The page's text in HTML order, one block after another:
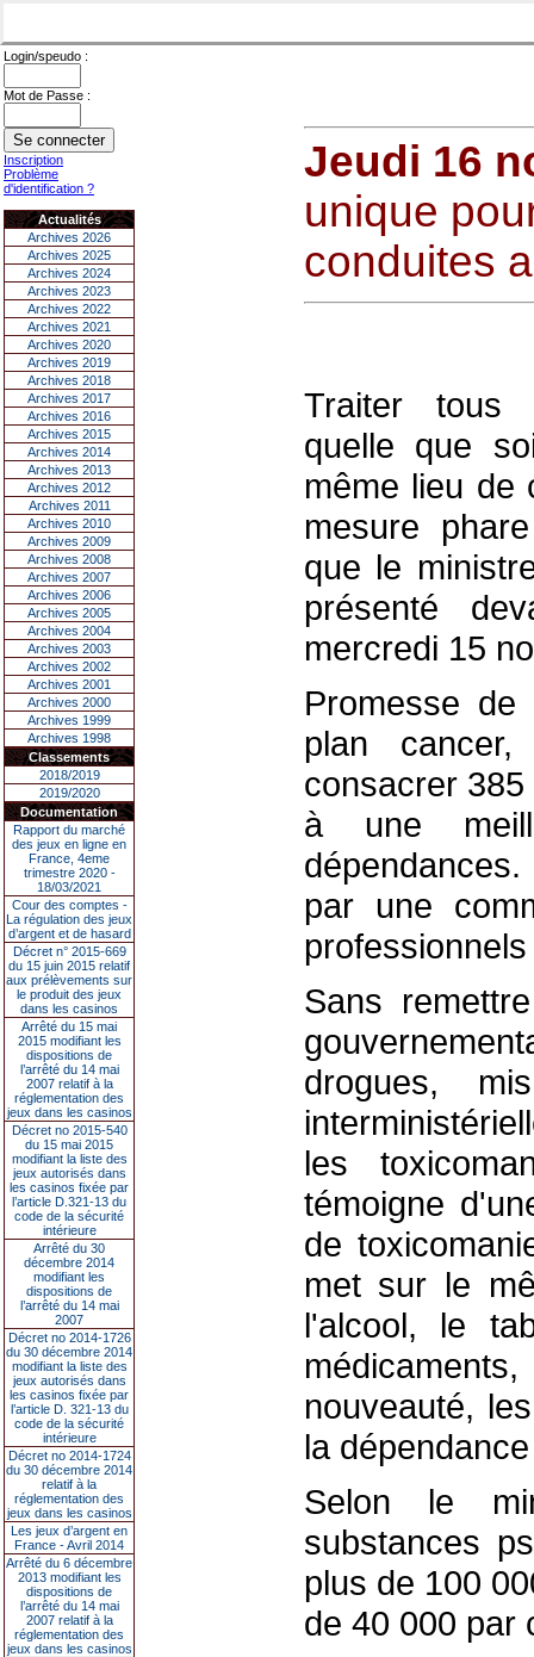
Login/speudo :
Mot de Passe :
Inscription
Problème
d'identification ?
Actualités
Archives 2026
Archives 2025
Archives 2024
Archives 2023
Archives 2022
Archives 2021
Archives 2020
Archives 2019
Archives 2018
Archives 2017
Archives 2016
Archives 2015
Archives 2014
Archives 2013
Archives 2012
Archives 2011
Archives 2010
Archives 2009
Archives 2008
Archives 2007
Archives 2006
Archives 2005
Archives 2004
Archives 2003
Archives 2002
Archives 2001
Archives 2000
Archives 1999
Archives 1998
Classements
2018/2019
2019/2020
Documentation
Rapport du marché
des jeux en ligne en
France, 4eme
trimestre 2020 -
18/03/2021
Cour des comptes -
La régulation des jeux
d’argent et de hasard
Décret n° 2015-669
du 15 juin 2015 relatif
aux prélèvements sur
le produit des jeux
dans les casinos
Arrêté du 15 mai
2015 modifiant les
dispositions de
l’arrêté du 14 mai
2007 relatif à la
réglementation des
jeux dans les casinos
Décret no 2015-540
du 15 mai 2015
modifiant la liste des
jeux autorisés dans
les casinos fixée par
l’article D.321-13 du
code de la sécurité
intérieure
Arrêté du 30
décembre 2014
modifiant les
dispositions de
l’arrêté du 14 mai
2007
Décret no 2014-1726
du 30 décembre 2014
modifiant la liste des
jeux autorisés dans
les casinos fixée par
l’article D. 321-13 du
code de la sécurité
intérieure
Décret no 2014-1724
du 30 décembre 2014
relatif à la
réglementation des
jeux dans les casinos
Les jeux d’argent en
France - Avril 2014
Arrêté du 6 décembre
2013 modifiant les
dispositions de
l’arrêté du 14 mai
2007 relatif à la
réglementation des
jeux dans les casinos
Jeudi 16
unique
conduites
Traiter
quelle que
même lieu de
mesure
que le
présenté
mercredi 15
Promesse
plan
consacrer
à une
par une
Sans
drogues,
les
témoigne
de
met sur le
l'alcool, le
nouveauté,
la
Selon le
substances
plus de 100
de 40 000 par